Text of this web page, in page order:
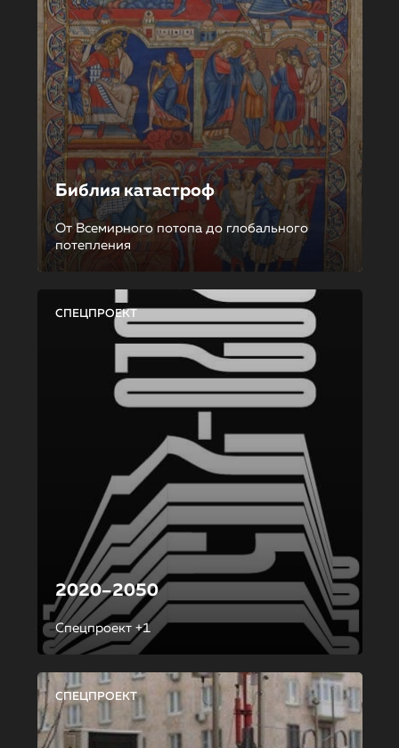
Библия катастроф
От Всемирного потопа до глобального
потепления
СПЕЦПРОЕКТ
2020–2050
Спецпроект +1
СПЕЦПРОЕКТ